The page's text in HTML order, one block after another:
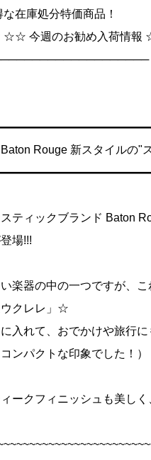
在庫処分特価商品！
☆☆ 今週のお勧め入荷情
Rouge 新スタイルの
ティックブランド Baton
場!!!
楽器の中の一つですが、
ウクレレ」☆
入れて、おでかけや旅行に
ンパクトな印象でした！）
ークフィニッシュも美し